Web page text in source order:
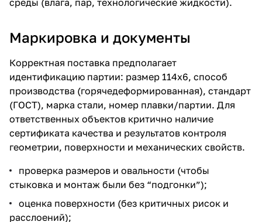
Маркировка и документы
Корректная поставка предполагает
идентификацию партии: размер 114х6, способ
производства (горячедеформированная), стандарт
(ГОСТ), марка стали, номер плавки/партии. Для
ответственных объектов критично наличие
сертификата качества и результатов контроля
геометрии, поверхности и механических свойств.
проверка размеров и овальности (чтобы
стыковка и монтаж были без “подгонки”);
оценка поверхности (без критичных рисок и
расслоений);